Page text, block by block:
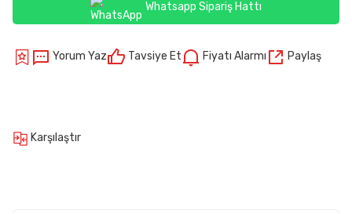
Whatsapp Sipariş Hattı
Yorum Yaz Tavsiye Et Fiyatı Alarmı Paylaş
Karşılaştır